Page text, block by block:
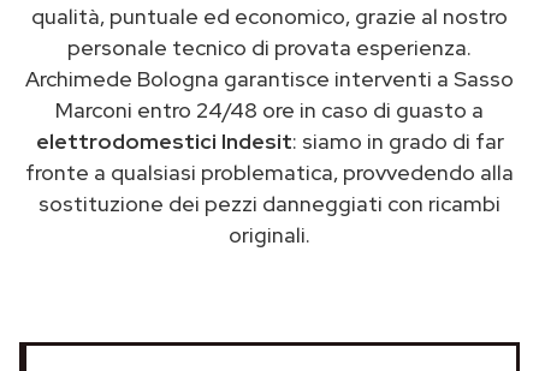
qualità, puntuale ed economico, grazie al nostro
personale tecnico di provata esperienza.
Archimede Bologna garantisce interventi a Sasso
Marconi entro 24/48 ore in caso di guasto a
elettrodomestici Indesit: siamo in grado di far
fronte a qualsiasi problematica, provvedendo alla
sostituzione dei pezzi danneggiati con ricambi
originali.